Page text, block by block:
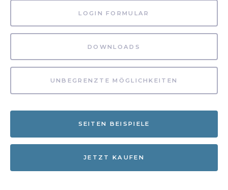
LOGIN FORMULAR
DOWNLOADS
UNBEGRENZTE MÖGLICHKEITEN
SEITEN BEISPIELE
JETZT KAUFEN